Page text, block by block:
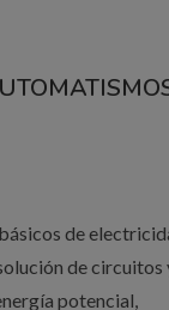
de
de circuitos
potencial,